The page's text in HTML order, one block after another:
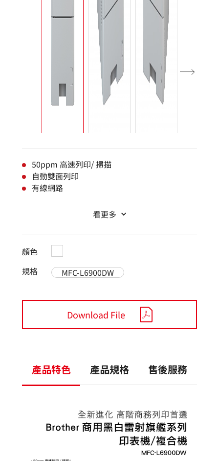
50ppm 高速列印/ 掃描
自動雙面列印
有線網路
看更多
顏色
規格
MFC-L6900DW
Download File
產品特色 產品規格 售後服務